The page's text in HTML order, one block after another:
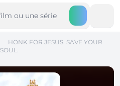
HONK FOR JESUS. SAVE YOUR
SOUL.